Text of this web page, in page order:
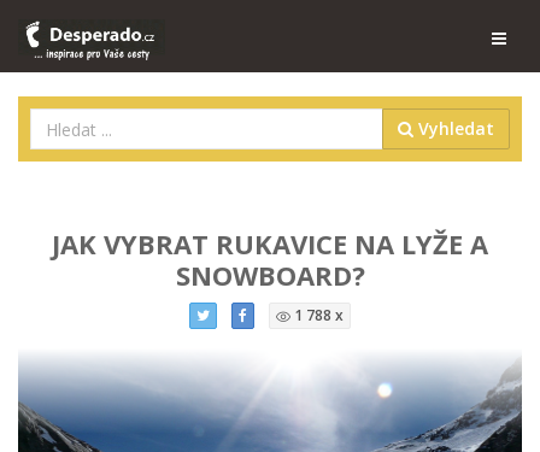
Vyhledat
JAK VYBRAT RUKAVICE NA LYŽE A
SNOWBOARD?
1 788 x